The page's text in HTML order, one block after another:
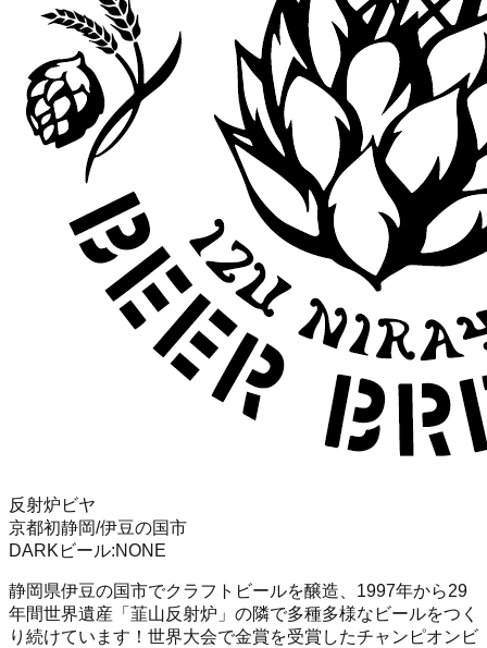
反射炉ビヤ
京都初静岡/伊豆の国市
DARK ビール:NONE
静岡県伊豆の国市でクラフトビールを醸造、1997年から29
年間世界遺産「韮山反射炉」の隣で多種多様なビールをつく
り続けています！世界大会で金賞を受賞したチャンピオンビ